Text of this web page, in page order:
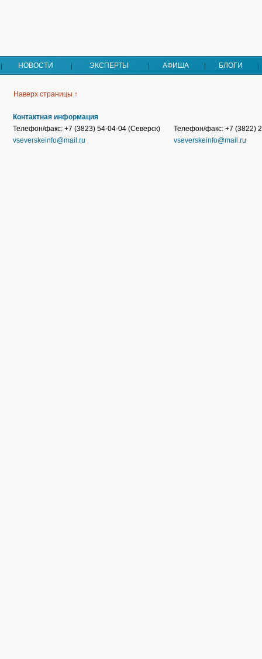
НОВОСТИ ЭКСПЕРТЫ АФИША БЛОГИ
Наверх страницы ↑
Контактная информация
Телефон/факс: +7 (3823) 54-04-04 (Северск)
vseverskeinfo@mail.ru
Телефон/факс: +7 (3822)
vseverskeinfo@mail.ru